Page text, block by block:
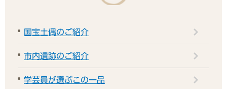
国宝土偶のご紹介
市内遺跡のご紹介
学芸員が選ぶこの一品